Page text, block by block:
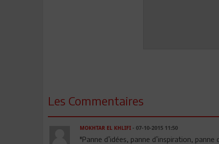
Les Commentaires
MOKHTAR EL KHLIFI- 07-10-2015 11:50
"Panne d’idées, panne d’inspiration,